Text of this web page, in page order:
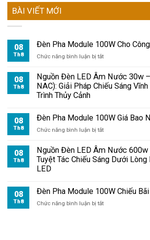
BÀI VIẾT MỚI
08
Th8
Đèn Pha Module 100W Cho
Chức năng bình luận bị tắtở
Pha
Module
100W
Trường
08
Th8
Nguồn Đèn LED Âm Nước 30w
NAC): Giải Pháp Chiếu Sáng
Trình Thủy Cảnh
08
Th8
Đèn Pha Module 100W Giá Bao
Chức năng bình luận bị tắtở
Pha
Module
100W
Nhiêu?
08
Th8
Nguồn Đèn LED Âm Nước 600w
Tuyệt Tác Chiếu Sáng Dưới
LED
08
Th8
Đèn Pha Module 100W Chiếu
Chức năng bình luận bị tắtở